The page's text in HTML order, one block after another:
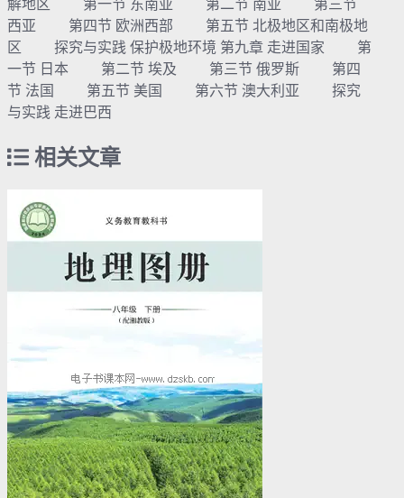
解地区 第一节 东南亚 第二节 南亚 第三节
西亚 第四节 欧洲西部 第五节 北极地区和南极地
区 探究与实践 保护极地环境 第九章 走进国家 第
一节 日本 第二节 埃及 第三节 俄罗斯 第四
节 法国 第五节 美国 第六节 澳大利亚 探究
与实践 走进巴西
相关文章